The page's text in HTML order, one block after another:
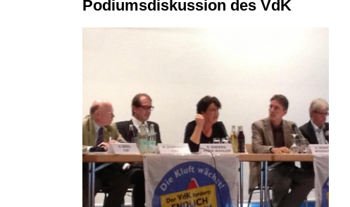
Podiumsdiskussion des VdK